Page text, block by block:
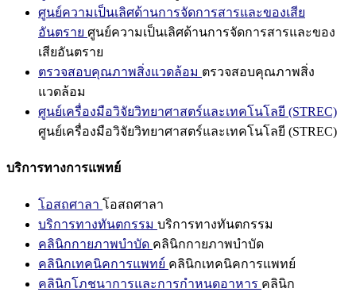
ศูนย์ความเป็นเลิศด้านการจัดการสารและของเสีย
อันตราย ศูนย์ความเป็นเลิศด้านการจัดการสารและของ
เสียอันตราย
ตรวจสอบคุณภาพสิ่งแวดล้อม ตรวจสอบคุณภาพสิ่ง
แวดล้อม
ศูนย์เครื่องมือวิจัยวิทยาศาสตร์และเทคโนโลยี (STREC)
ศูนย์เครื่องมือวิจัยวิทยาศาสตร์และเทคโนโลยี (STREC)
บริการทางการแพทย์
โอสถศาลา โอสถศาลา
บริการทางทันตกรรม บริการทางทันตกรรม
คลินิกกายภาพบำบัด คลินิกกายภาพบำบัด
คลินิกเทคนิคการแพทย์ คลินิกเทคนิคการแพทย์
คลินิกโภชนาการและการกำหนดอาหาร คลินิก